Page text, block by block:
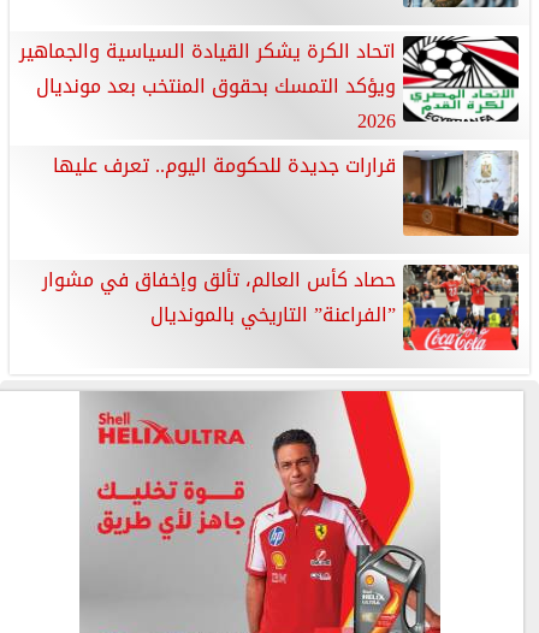
اتحاد الكرة يشكر القيادة السياسية والجماهير
ويؤكد التمسك بحقوق المنتخب بعد مونديال
2026
قرارات جديدة للحكومة اليوم.. تعرف عليها
حصاد كأس العالم، تألق وإخفاق في مشوار
”الفراعنة” التاريخي بالمونديال